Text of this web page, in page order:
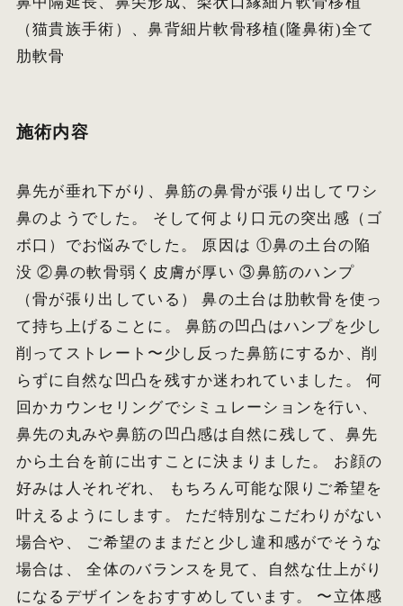
（猫貴族手術）、鼻背細片軟骨移植(隆鼻術)全て
肋軟骨
施術内容
鼻先が垂れ下がり、鼻筋の鼻骨が張り出してワシ
鼻のようでした。 そして何より口元の突出感（ゴ
ボ口）でお悩みでした。 原因は ①鼻の土台の陥
没 ②鼻の軟骨弱く皮膚が厚い ③鼻筋のハンプ
（骨が張り出している） 鼻の土台は肋軟骨を使っ
て持ち上げることに。 鼻筋の凹凸はハンプを少し
削ってストレート〜少し反った鼻筋にするか、削
らずに自然な凹凸を残すか迷われていました。 何
回かカウンセリングでシミュレーションを行い、
鼻先の丸みや鼻筋の凹凸感は自然に残して、鼻先
から土台を前に出すことに決まりました。 お顔の
好みは人それぞれ、 もちろん可能な限りご希望を
叶えるようにします。 ただ特別なこだわりがない
場合や、 ご希望のままだと少し違和感がでそうな
場合は、 全体のバランスを見て、自然な仕上がり
になるデザインをおすすめしています。 〜立体感